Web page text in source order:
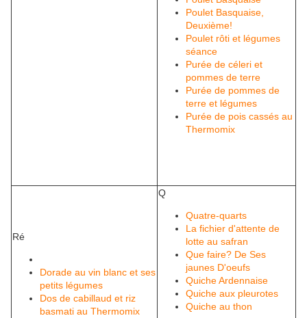
Poulet Basquaise,
Deuxième!
Poulet rôti et légumes
séance
Purée de céleri et
pommes de terre
Purée de pommes de
terre et légumes
Purée de pois cassés au
Thermomix
Ré
Dorade au vin blanc et ses
petits légumes
Dos de cabillaud et riz
basmati au Thermomix
Q
Quatre-quarts
La fichier d'attente de
lotte au safran
Que faire? De Ses
jaunes D'oeufs
Quiche Ardennaise
Quiche aux pleurotes
Quiche au thon